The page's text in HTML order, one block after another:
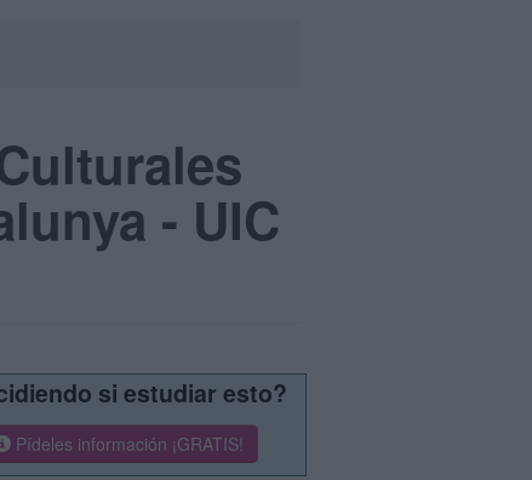
- UIC
si estudiar esto?
Pídeles información ¡GRATIS!